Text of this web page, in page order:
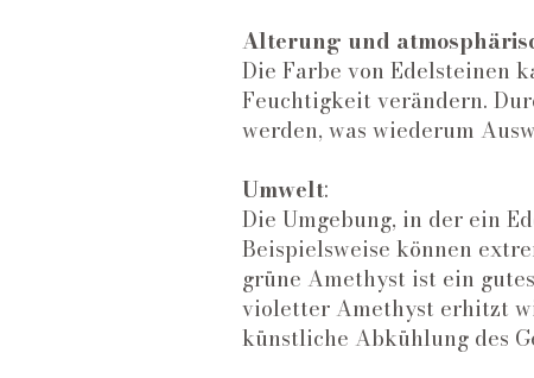
Alterung und
Die Farbe von Edelsteinen
Feuchtigkeit verändern.
werden, was wiederum
Umwelt:
Die Umgebung, in der ein
Beispielsweise können
grüne Amethyst ist ein
violetter Amethyst erhitzt
künstliche Abkühlung des